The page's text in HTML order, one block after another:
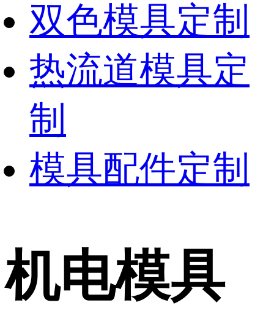
双色模具定制
热流道模具定
制
模具配件定制
机电模具